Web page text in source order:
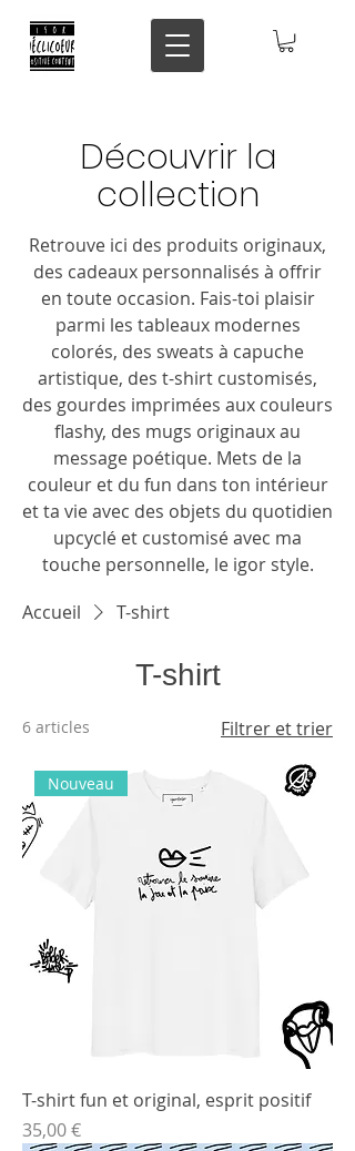
Découvrir la
collection
Retrouve ici des produits originaux,
des cadeaux personnalisés à offrir
en toute occasion. Fais-toi plaisir
parmi les tableaux modernes
colorés, des sweats à capuche
artistique, des t-shirt customisés,
des gourdes imprimées aux couleurs
flashy, des mugs originaux au
message poétique. Mets de la
couleur et du fun dans ton intérieur
et ta vie avec des objets du quotidien
upcyclé et customisé avec ma
touche personnelle, le igor style.
Accueil
T-shirt
T-shirt
6 articles Filtrer et trier
Nouveau
T-shirt fun et original, esprit positif
Prix
35,00 €